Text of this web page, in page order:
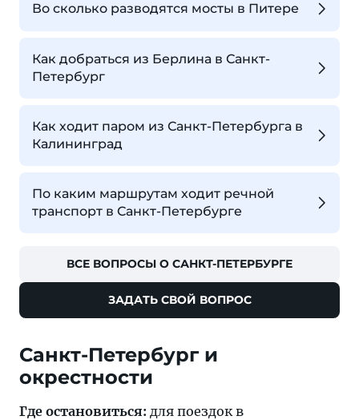
Во сколько разводятся мосты в Питере
Как добраться из Берлина в Санкт-
Петербург
Как ходит паром из Санкт-Петербурга в
Калининград
По каким маршрутам ходит речной
транспорт в Санкт-Петербурге
ВСЕ ВОПРОСЫ О САНКТ-ПЕТЕРБУРГЕ
ЗАДАТЬ СВОЙ ВОПРОС
Санкт-Петербург и
окрестности
Где остановиться: для поездок в